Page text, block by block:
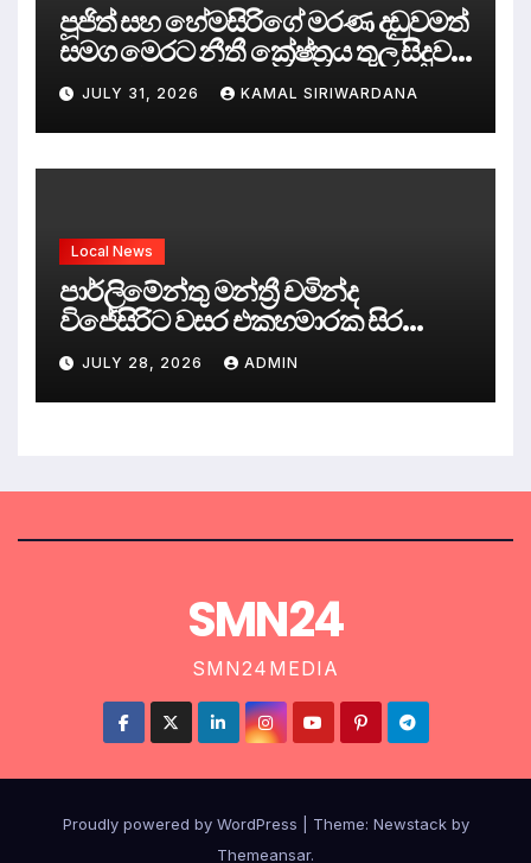
පූජිත් සහ හේමසිරිගේ මරණ දඩුවමත්
සමග මෙරට නීතී ක්‍රේෂ්ත්‍රය තුල සිදුව
ඇත්තේ කුමක්ද ?
JULY 31, 2026 KAMAL SIRIWARDANA
Local News
පාර්ලිමේන්තු මන්ත්‍රී චමින්ද
විජේසිරිට වසර එකහමාරක සිර
දඬුවම්.
JULY 28, 2026 ADMIN
SMN24
SMN24MEDIA
Proudly powered by WordPress Theme: Newstackby
Themeansar.